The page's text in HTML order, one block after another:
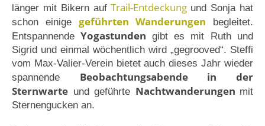
länger mit Bikern aufTrail-Entdeckung und Sonja hat
schon einige geführten Wanderungen begleitet.
EntspannendeYogastunden gibt es mit Ruth und
Sigrid und einmal wöchentlich wird „gegrooved“. Steffi
vom Max-Valier-Verein bietet auch dieses Jahr wieder
spannende Beobachtungsabende in der
Sternwarte und geführte Nachtwanderungen mit
Sternengucken an.